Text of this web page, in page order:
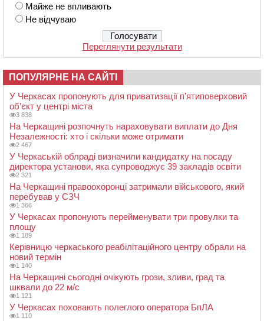
Майже не впливають
Не відчуваю
Переглянути результати
ПОПУЛЯРНЕ НА САЙТІ
У Черкасах пропонують для приватизації п’ятиповерховий
об’єкт у центрі міста
3 838
На Черкащині розпочнуть нараховувати виплати до Дня
Незалежності: хто і скільки може отримати
2 467
У Черкаській облраді визначили кандидатку на посаду
директора установи, яка супроводжує 39 закладів освіти
2 321
На Черкащині правоохоронці затримали військового, який
перебував у СЗЧ
1 366
У Черкасах пропонують перейменувати три провулки та
площу
1 189
Керівницю черкаського реабілітаційного центру обрали на
новий термін
1 140
На Черкащині сьогодні очікують грози, зливи, град та
шквали до 22 м/с
1 121
У Черкасах поховають полеглого оператора БпЛА
1 110